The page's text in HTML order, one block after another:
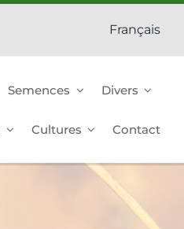
Français
Semences Divers
Cultures Contact